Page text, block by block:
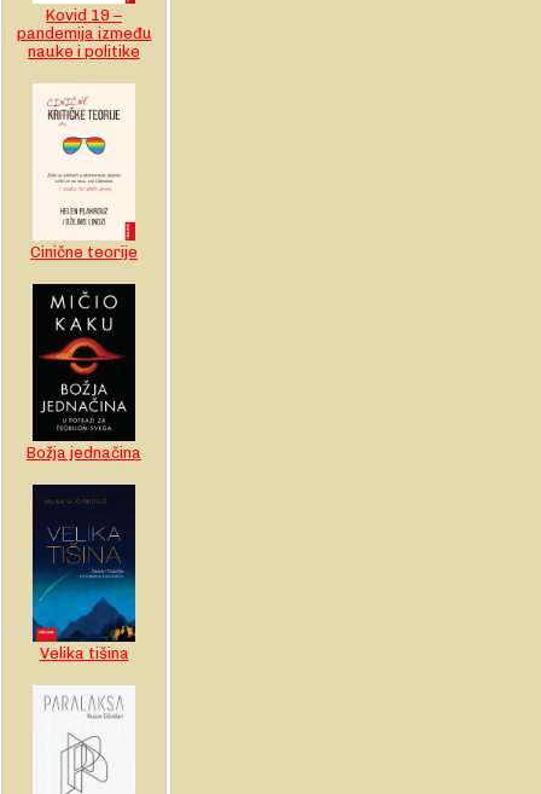
Kovid 19 –
pandemija između
nauke i politike
Cinične teorije
Božja jednačina
Velika tišina